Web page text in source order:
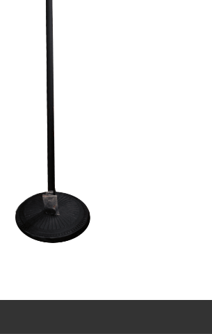
что в процессе излучения нагревается
предметов. Тепло распределяется
обогревателя. В пустую воздух он
экономя электроэнергию.